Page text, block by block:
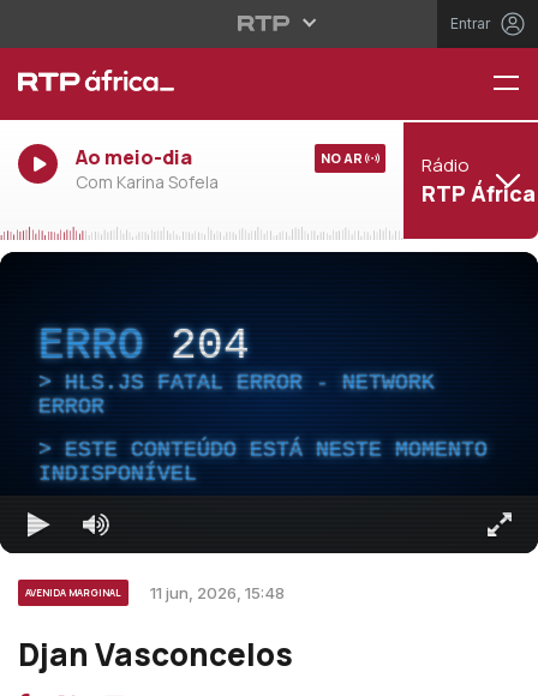
Entrar
Ao meio-dia
Com Karina Sofela
NO AR Rádio
RTP África
ERRO 204
HLS.JS FATAL ERROR - NETWORK
ERROR
ESTE CONTEÚDO ESTÁ NESTE MOMENTO
INDISPONÍVEL
AVENIDA MARGINAL 11 jun, 2026, 15:48
Djan Vasconcelos